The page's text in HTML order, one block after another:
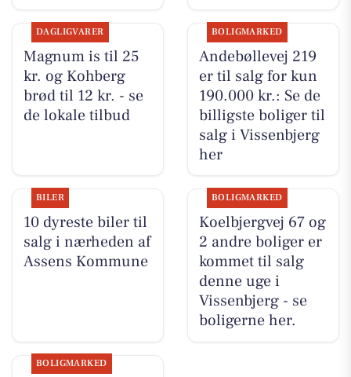
DAGLIGVARER
Magnum is til 25
kr. og Kohberg
brød til 12 kr. - se
de lokale tilbud
BOLIGMARKED
Andebøllevej 219
er til salg for kun
190.000 kr.: Se de
billigste boliger til
salg i Vissenbjerg
her
BILER
10 dyreste biler til
salg i nærheden af
Assens Kommune
BOLIGMARKED
Koelbjergvej 67 og
2 andre boliger er
kommet til salg
denne uge i
Vissenbjerg - se
boligerne her.
BOLIGMARKED